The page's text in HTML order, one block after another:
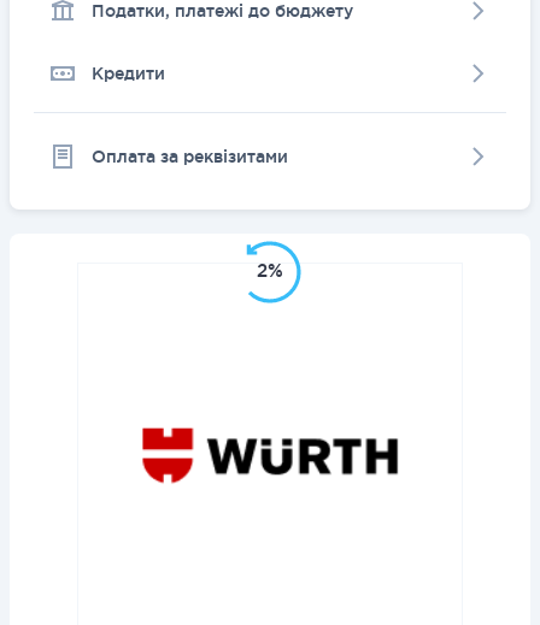
Податки, платежі до бюджету
Кредити
Оплата за реквізитами
2%